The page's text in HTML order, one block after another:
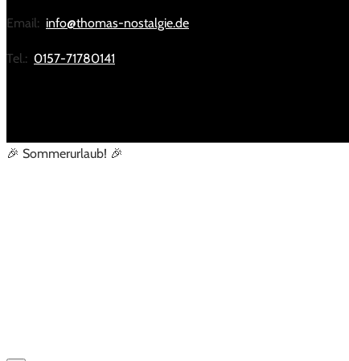
Email: info@thomas-nostalgie.de
Tel.: 0157-71780141
🎉 Sommerurlaub! 🎉